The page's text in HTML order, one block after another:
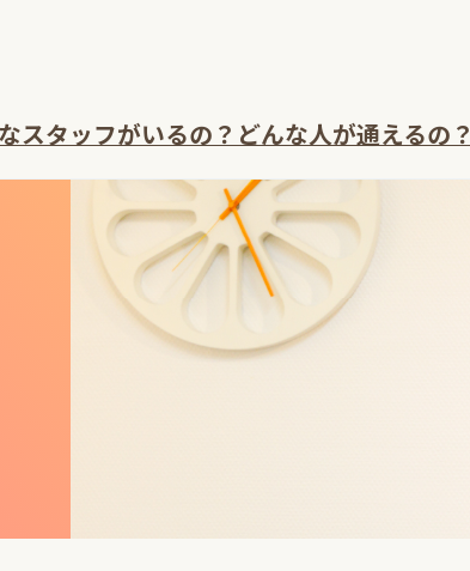
スタッフがいるの？ どんな人が通えるの？